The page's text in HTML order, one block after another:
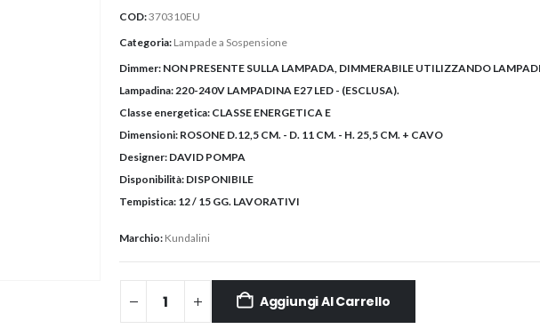
COD:370310EU
Categoria: Lampade a Sospensione
Dimmer: NON PRESENTE SULLA LAMPADA, DIMMERABILE UTILIZZANDO
Lampadina: 220-240V LAMPADINA E27 LED - (ESCLUSA).
Classe energetica: CLASSE ENERGETICA E
Dimensioni: ROSONE D.12,5 CM. - D. 11 CM. - H. 25,5 CM. + CAVO
Designer: DAVID POMPA
Disponibilità: DISPONIBILE
Tempistica: 12 / 15 GG. LAVORATIVI
Marchio: Kundalini
Aggiungi Al Carrello